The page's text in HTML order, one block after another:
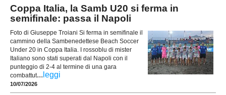
Coppa Italia, la Samb U20 si ferma in
semifinale: passa il Napoli
Foto di Giuseppe Troiani Si ferma in semifinale il
cammino della Sambenedettese Beach Soccer
Under 20 in Coppa Italia. I rossoblu di mister
Italiano sono stati superati dal Napoli con il
punteggio di 2-4 al termine di una gara
combattut... leggi
10/07/2026